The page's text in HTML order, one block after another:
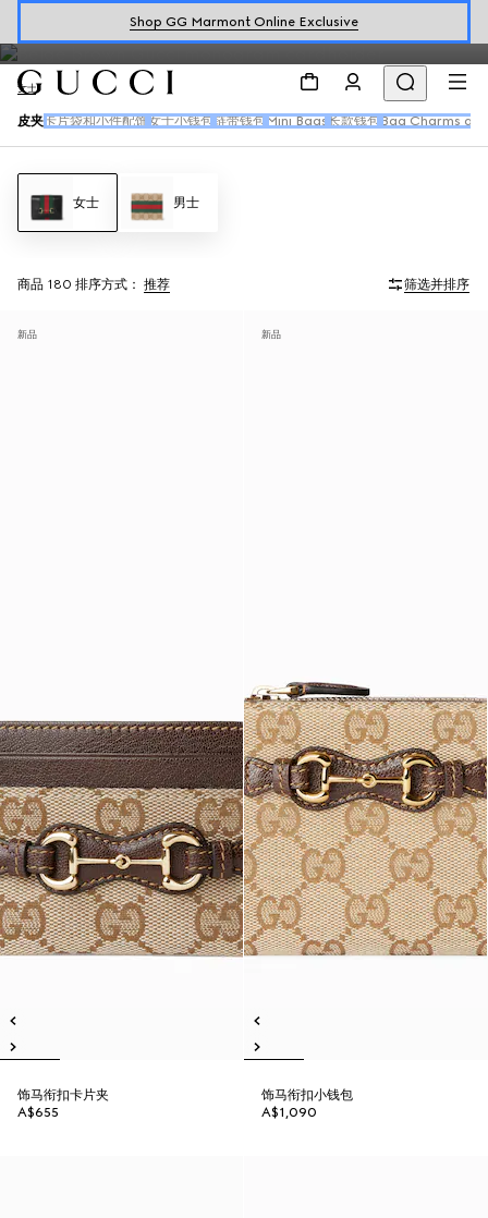
Shop GG Marmont Online Exclusive
女士
皮夹 卡片袋和小件配饰 女士小钱包 链带钱包 Mini Bags 长款钱包 Bag Charms
女士 男士
商品 180 排序方式： 推荐 筛选并排序
新品
饰马衔扣卡片夹
A$655
新品
饰马衔扣小钱包
A$1,090